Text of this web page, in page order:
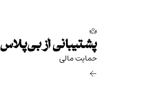
پشتیبانی از بی‌پلاس
حمایت مالی‌